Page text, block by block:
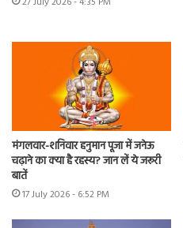
मंगलवार-शनिवार हनुमान पूजा में जनेऊ
चढ़ाने का क्या है रहस्य? जान लें ये जरूरी
बातें
17 July 2026 - 6:52 PM